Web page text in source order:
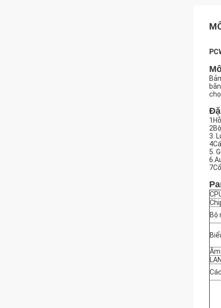
3.
5.
Bộ
LAN